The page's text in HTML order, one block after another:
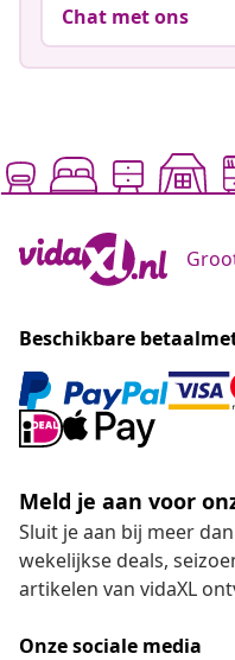
Chat met ons
Beschikbare
Meld je aan voor
Sluit je aan bij meer
wekelijkse deals,
artikelen van vidaXL
Onze sociale media